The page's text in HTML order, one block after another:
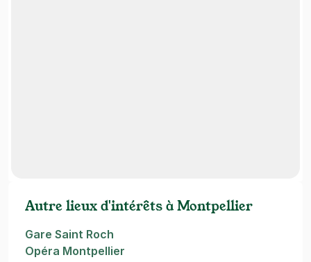
Autre lieux d'intérêts à Montpellier
Gare Saint Roch
Opéra Montpellier